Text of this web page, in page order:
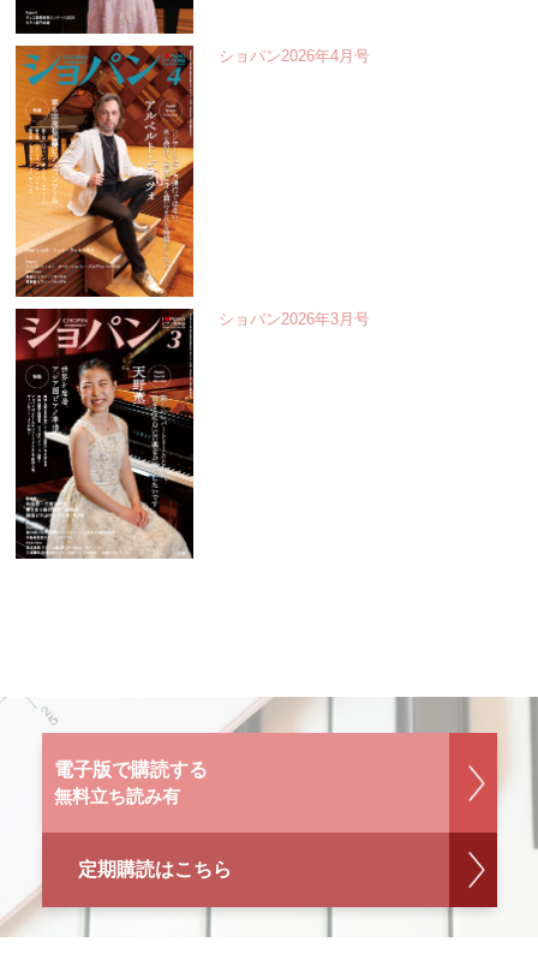
ショパン2026年4月号
ショパン2026年3月号
電子版で購読する
無料立ち読み有
定期購読はこちら